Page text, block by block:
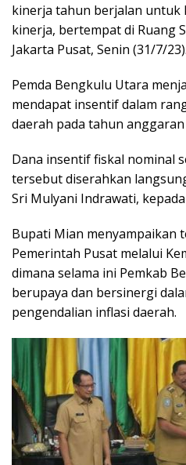
kinerja tahun berjalan untuk
kinerja, bertempat di Ruang
Jakarta Pusat, Senin (31/7/23).
Pemda Bengkulu Utara
mendapat insentif dalam
daerah pada tahun
Dana insentif fiskal nominal
tersebut diserahkan
Sri Mulyani Indrawati,
Bupati Mian menyampaikan
Pemerintah Pusat melalui
dimana selama ini Pemkab
berupaya dan bersinergi
pengendalian inflasi daerah.